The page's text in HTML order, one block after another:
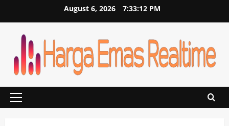
August 6, 2026 7:33:12 PM
Primary